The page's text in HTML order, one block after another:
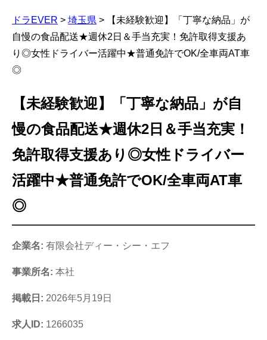
ドラEVER > 埼玉県 >
【未経験歓迎】「丁寧な納品」が
自慢の食品配送★週休2日＆手当充実！免許取得支援あ
り◎女性ドライバー活躍中★普通免許でOK/全車両AT車
◎
【未経験歓迎】「丁寧な納品」が自
慢の食品配送★週休2日＆手当充実！
免許取得支援あり◎女性ドライバー
活躍中★普通免許でOK/全車両AT車
◎
企業名: 有限会社ディー・シー・エフ
事業所名: 本社
掲載日: 2026年5月19日
求人ID: 1266035